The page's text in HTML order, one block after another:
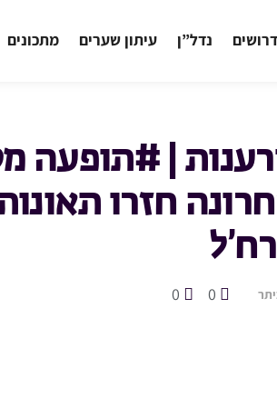
דרושים נדל”ן עיתון שערים מתכונים
| #תופעה
חזרו
0
0